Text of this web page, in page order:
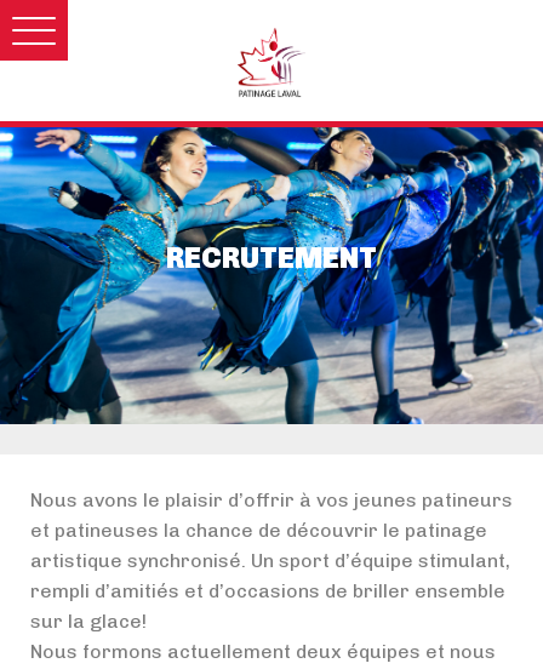
RECRUTEMENT
Nous avons le plaisir d’offrir à vos jeunes patineurs
et patineuses la chance de découvrir le patinage
artistique synchronisé. Un sport d’équipe stimulant,
rempli d’amitiés et d’occasions de briller ensemble
sur la glace!
Nous formons actuellement deux équipes et nous